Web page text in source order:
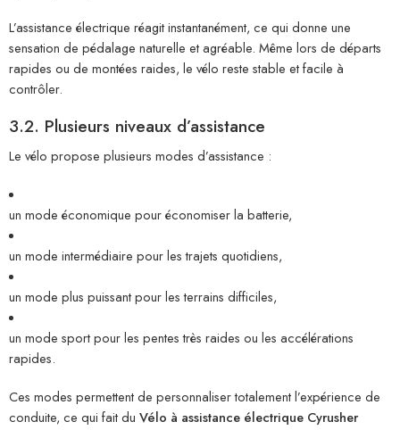
L’assistance électrique réagit instantanément, ce qui donne une
sensation de pédalage naturelle et agréable. Même lors de départs
rapides ou de montées raides, le vélo reste stable et facile à
contrôler.
3.2. Plusieurs niveaux d’assistance
Le vélo propose plusieurs modes d’assistance :
un mode économique pour économiser la batterie,
un mode intermédiaire pour les trajets quotidiens,
un mode plus puissant pour les terrains difficiles,
un mode sport pour les pentes très raides ou les accélérations
rapides.
Ces modes permettent de personnaliser totalement l’expérience de
conduite, ce qui fait du Vélo à assistance électrique Cyrusher